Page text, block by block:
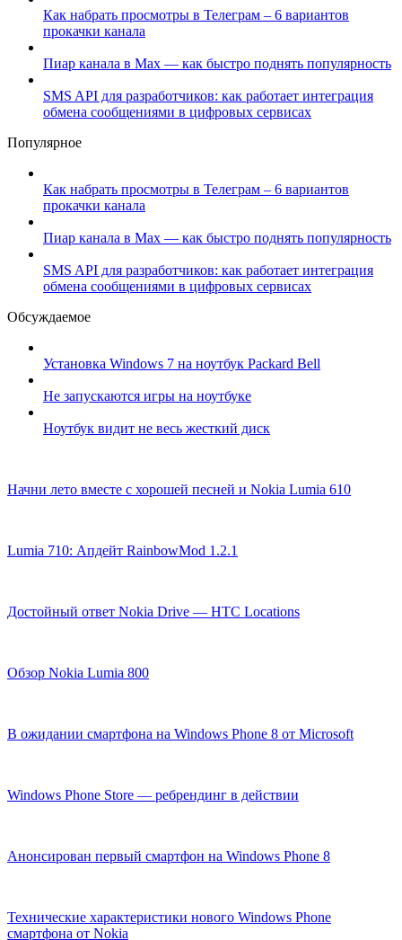
Как набрать просмотры в Телеграм – 6 вариантов
прокачки канала
Пиар канала в Max — как быстро поднять популярность
SMS API для разработчиков: как работает интеграция
обмена сообщениями в цифровых сервисах
Популярное
Как набрать просмотры в Телеграм – 6 вариантов
прокачки канала
Пиар канала в Max — как быстро поднять популярность
SMS API для разработчиков: как работает интеграция
обмена сообщениями в цифровых сервисах
Обсуждаемое
Установка Windows 7 на ноутбук Packard Bell
Не запускаются игры на ноутбуке
Ноутбук видит не весь жесткий диск
Начни лето вместе с хорошей песней и Nokia Lumia 610
Lumia 710: Апдейт RainbowMod 1.2.1
Достойный ответ Nokia Drive — HTC Locations
Обзор Nokia Lumia 800
В ожидании смартфона на Windows Phone 8 от Microsoft
Windows Phone Store — ребрендинг в действии
Анонсирован первый смартфон на Windows Phone 8
Технические характеристики нового Windows Phone
смартфона от Nokia